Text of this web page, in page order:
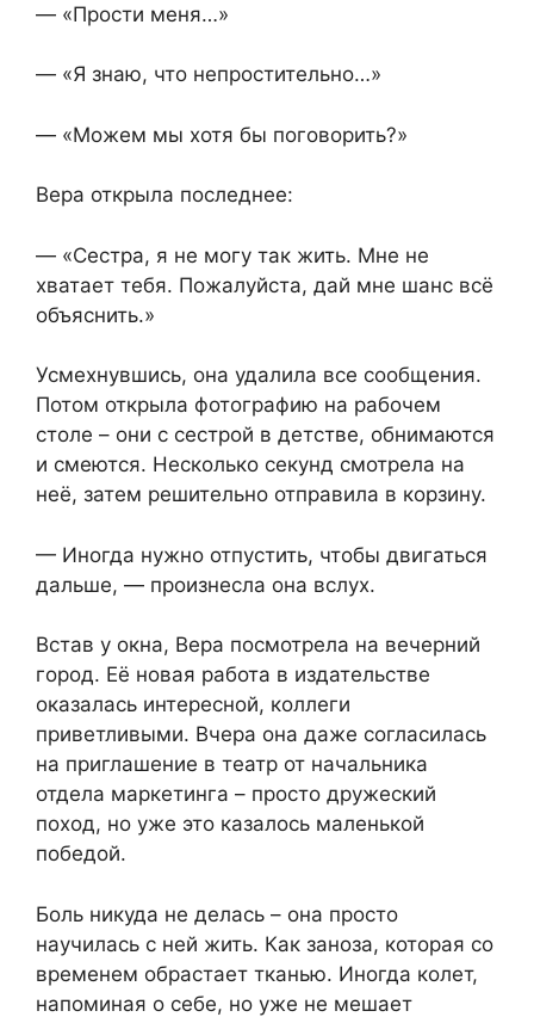
— «Прости меня…»
— «Я знаю, что непростительно…»
— «Можем мы хотя бы поговорить?»
Вера открыла последнее:
— «Сестра, я не могу так жить. Мне не
хватает тебя. Пожалуйста, дай мне шанс всё
объяснить.»
Усмехнувшись, она удалила все сообщения.
Потом открыла фотографию на рабочем
столе – они с сестрой в детстве, обнимаются
и смеются. Несколько секунд смотрела на
неё, затем решительно отправила в корзину.
— Иногда нужно отпустить, чтобы двигаться
дальше, — произнесла она вслух.
Встав у окна, Вера посмотрела на вечерний
город. Её новая работа в издательстве
оказалась интересной, коллеги
приветливыми. Вчера она даже согласилась
на приглашение в театр от начальника
отдела маркетинга – просто дружеский
поход, но уже это казалось маленькой
победой.
Боль никуда не делась – она просто
научилась с ней жить. Как заноза, которая со
временем обрастает тканью. Иногда колет,
напоминая о себе, но уже не мешает